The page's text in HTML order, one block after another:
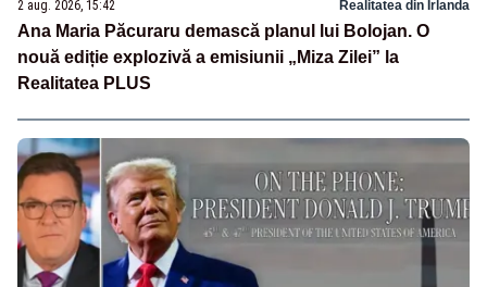
2 aug. 2026, 15:42 Realitatea din Irlanda
Ana Maria Păcuraru demască planul lui Bolojan. O
nouă ediție explozivă a emisiunii „Miza Zilei” la
Realitatea PLUS